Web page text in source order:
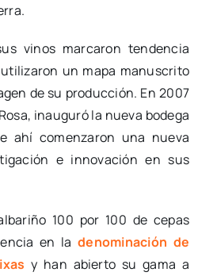
vinos marcaron tendencia
un mapa manuscrito
de su producción. En 2007
inauguró la nueva bodega
ahí comenzaron una nueva
e innovación en sus
100 por 100 de cepas
en ladenominación de
y han abierto su gama a